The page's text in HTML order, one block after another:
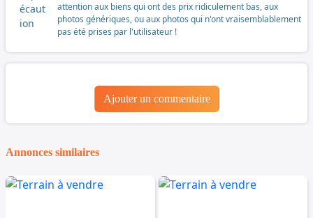
attention aux biens qui ont des prix ridiculement bas, aux
photos génériques, ou aux photos qui n'ont vraisemblablement
pas été prises par l'utilisateur !
Ajouter un commentaire
Annonces similaires